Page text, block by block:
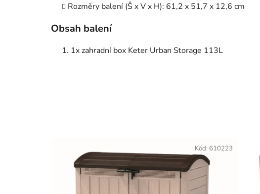
Rozměry balení (Š x V x H): 61,2 x 51,7 x 12,6 cm
Obsah balení
1x zahradní box Keter Urban Storage 113L
Kód: 610223